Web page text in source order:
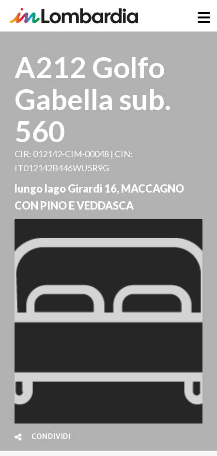
contenuto
principale
A212 Golfo
Gabella sub.
560
CIR: 012142-CIM-00048 | CIN:
IT012142B446WU5R9G
lungo lago Girardi 16,MACCAGNO
CON PINO E VEDDASCA
CONDIVIDI